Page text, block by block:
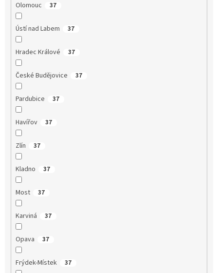
Olomouc 37
Ústí nad Labem 37
Hradec Králové 37
České Budějovice 37
Pardubice 37
Havířov 37
Zlín 37
Kladno 37
Most 37
Karviná 37
Opava 37
Frýdek-Místek 37